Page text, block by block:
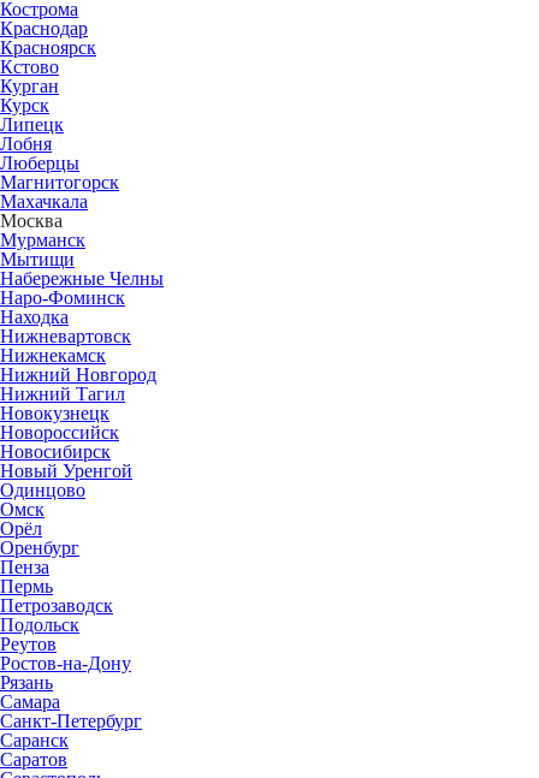
Кострома
Краснодар
Красноярск
Кстово
Курган
Курск
Липецк
Лобня
Люберцы
Магнитогорск
Махачкала
Москва
Мурманск
Мытищи
Набережные Челны
Наро-Фоминск
Находка
Нижневартовск
Нижнекамск
Нижний Новгород
Нижний Тагил
Новокузнецк
Новороссийск
Новосибирск
Новый Уренгой
Одинцово
Омск
Орёл
Оренбург
Пенза
Пермь
Петрозаводск
Подольск
Реутов
Ростов-на-Дону
Рязань
Самара
Санкт-Петербург
Саранск
Саратов